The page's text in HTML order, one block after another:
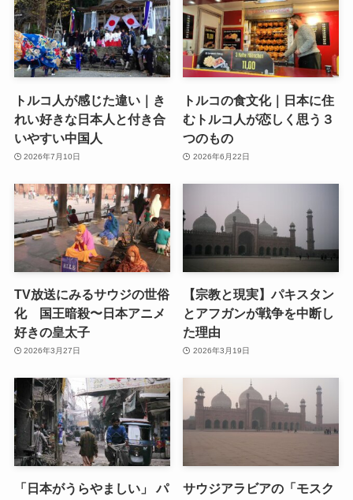
トルコ人が感じた違い｜き
れい好きな日本人と付き合
いやすい中国人
2026年7月10日
トルコの食文化｜日本に住
むトルコ人が恋しく思う３
つのもの
2026年6月22日
TV放送にみるサウジの世俗
化 国王暗殺〜日本アニメ
好きの皇太子
2026年3月27日
【宗教と現実】パキスタン
とアフガンが戦争を中断し
た理由
2026年3月19日
「日本がうらやましい」 パ
サウジアラビアの「モスク